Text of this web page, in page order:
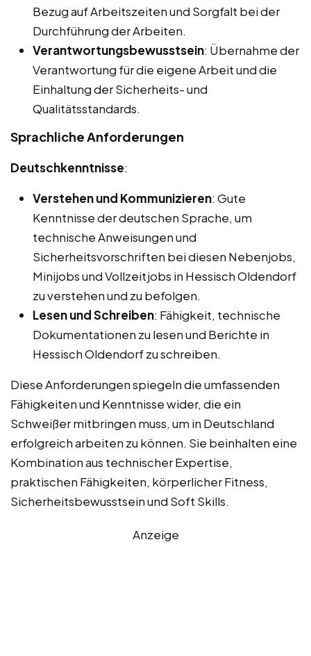
Bezug auf Arbeitszeiten und Sorgfalt bei der
Durchführung der Arbeiten.
Verantwortungsbewusstsein: Übernahme der
Verantwortung für die eigene Arbeit und die
Einhaltung der Sicherheits- und
Qualitätsstandards.
Sprachliche Anforderungen
Deutschkenntnisse:
Verstehen und Kommunizieren: Gute
Kenntnisse der deutschen Sprache, um
technische Anweisungen und
Sicherheitsvorschriften bei diesen Nebenjobs,
Minijobs und Vollzeitjobs in Hessisch Oldendorf
zu verstehen und zu befolgen.
Lesen und Schreiben: Fähigkeit, technische
Dokumentationen zu lesen und Berichte in
Hessisch Oldendorf zu schreiben.
Diese Anforderungen spiegeln die umfassenden
Fähigkeiten und Kenntnisse wider, die ein
Schweißer mitbringen muss, um in Deutschland
erfolgreich arbeiten zu können. Sie beinhalten eine
Kombination aus technischer Expertise,
praktischen Fähigkeiten, körperlicher Fitness,
Sicherheitsbewusstsein und Soft Skills.
Anzeige